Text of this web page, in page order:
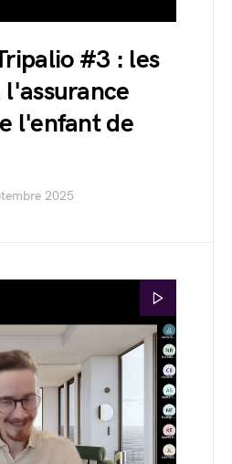
#3 : les
l'assurance
l'enfant de
2025